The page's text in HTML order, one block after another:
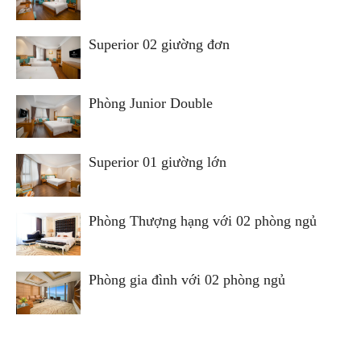
Superior 02 giường đơn
Phòng Junior Double
Superior 01 giường lớn
Phòng Thượng hạng với 02 phòng ngủ
Phòng gia đình với 02 phòng ngủ